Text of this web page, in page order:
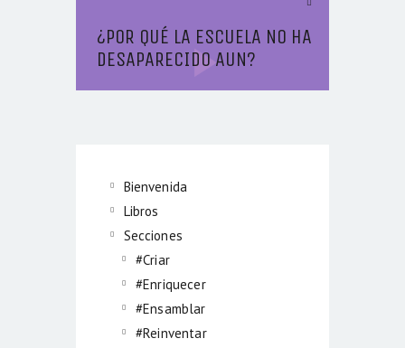
¿POR QUÉ LA ESCUELA NO HA
DESAPARECIDO AUN?
Bienvenida
Libros
Secciones
#Criar
#Enriquecer
#Ensamblar
#Reinventar